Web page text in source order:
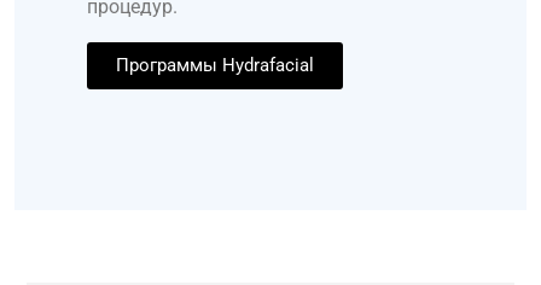
процедур.
Программы Hydrafacial